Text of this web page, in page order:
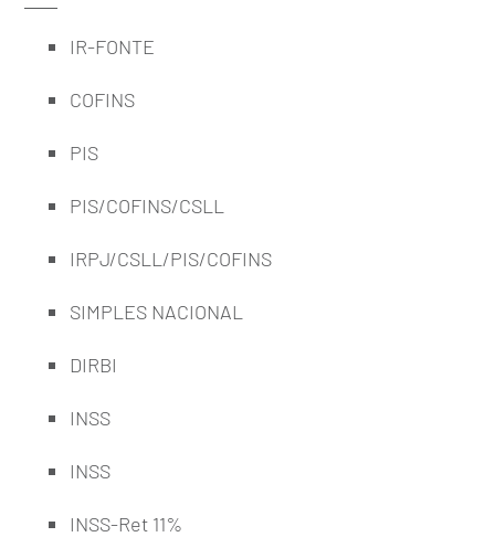
IR-FONTE
COFINS
PIS
PIS/COFINS/CSLL
IRPJ/CSLL/PIS/COFINS
SIMPLES NACIONAL
DIRBI
INSS
INSS
INSS-Ret 11%